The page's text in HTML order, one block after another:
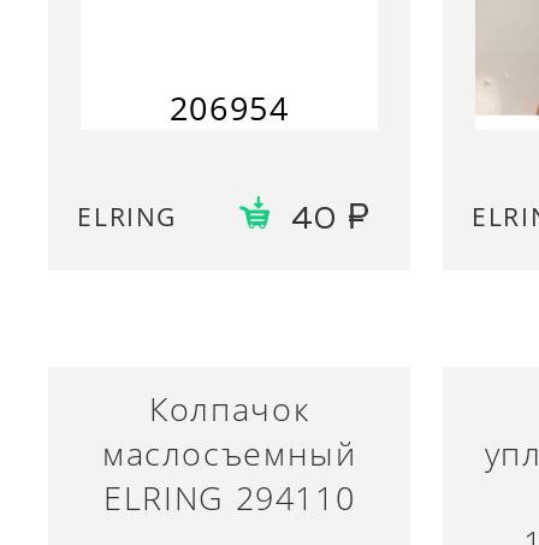
206954
ELRING 40
Колпачок
маслосъемный
ELRING 294110